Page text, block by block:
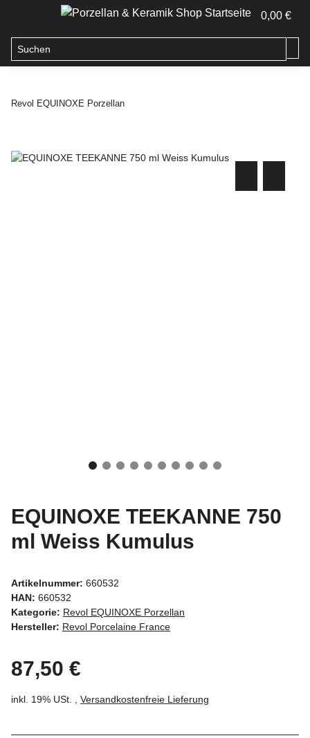
0,00 €
Revol EQUINOXE Porzellan
EQUINOXE TEEKANNE 750
ml Weiss Kumulus
Artikelnummer: 660532
HAN: 660532
Kategorie: Revol EQUINOXE Porzellan
Hersteller: Revol Porcelaine France
87,50 €
inkl. 19% USt. , Versandkostenfreie Lieferung